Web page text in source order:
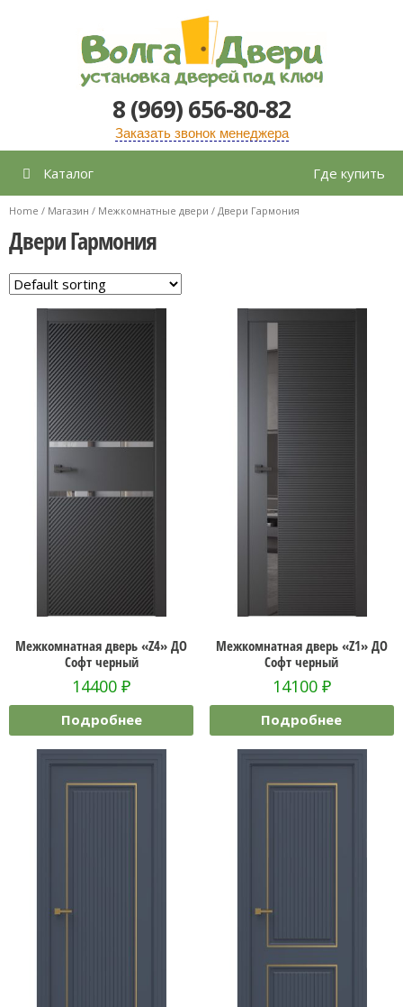
содержимому
8 (969) 656-80-82
Заказать звонок менеджера
Каталог Где купить
Home / Магазин / Межкомнатные двери / Двери Гармония
Двери Гармония
Межкомнатная дверь «Z4» ДО
Софт черный
14400₽
Подробнее
Межкомнатная дверь «Z1» ДО
Софт черный
14100 ₽
Подробнее